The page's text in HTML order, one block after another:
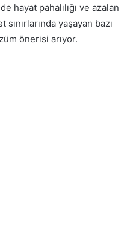
hayat pahalılığı ve azalan
yaşayan bazı
önerisi arıyor.